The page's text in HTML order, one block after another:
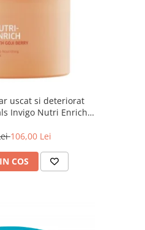
uscat si deteriorat
Invigo Nutri Enrich,
106,00 Lei
COS